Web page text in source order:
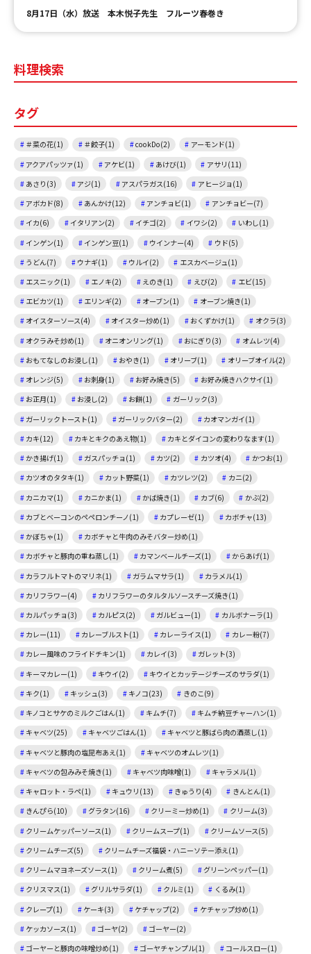
8月17日（水）放送 本木悦子先生 フルーツ春巻き
料理検索
タグ
＃菜の花(1) ＃餃子(1) cookDo(2)
アーモンド(1)
アクアパッツァ(1)
アケビ(1) あけび(1)
アサリ(11)
あさり(3)
アジ(1) アスパラガス(16)
アヒージョ(1)
アボカド(8)
あんかけ(12) アンチョビ(1)
アンチョビー(7)
イカ(6)
イタリアン(2) イチゴ(2) イワシ(2)
いわし(1)
インゲン(1)
インゲン豆(1) ウインナー(4)
ウド(5)
うどん(7)
ウナギ(1) ウルイ(2)
エスカベージュ(1)
エスニック(1)
エノキ(2) えのき(1) えび(2)
エビ(15)
エビカツ(1)
エリンギ(2) オーブン(1)
オーブン焼き(1)
オイスターソース(4)
オイスター炒め(1) おくずかけ(1)
オクラ(3)
オクラみそ炒め(1)
オニオンリング(1) おにぎり(3)
オムレツ(4)
おもてなしのお浸し(1)
おやき(1) オリーブ(1)
オリーブオイル(2)
オレンジ(5)
お刺身(1) お好み焼き(5)
お好み焼きハクサイ(1)
お正月(1)
お浸し(2) お餅(1)
ガーリック(3)
ガーリックトースト(1)
ガーリックバター(2)
カオマンガイ(1)
カキ(12)
カキとキクのあえ物(1)
カキとダイコンの変わりなます(1)
かき揚げ(1)
ガスパッチョ(1) カツ(2) カツオ(4)
かつお(1)
カツオのタタキ(1)
カット野菜(1) カツレツ(2)
カニ(2)
カニカマ(1)
カニかま(1) かば焼き(1) カブ(6)
かぶ(2)
カブとベーコンのペペロンチーノ(1)
カプレーゼ(1)
カボチャ(13)
かぼちゃ(1)
カボチャと牛肉のみそバター炒め(1)
カボチャと豚肉の重ね蒸し(1)
カマンベールチーズ(1)
からあげ(1)
カラフルトマトのマリネ(1)
ガラムマサラ(1)
カラメル(1)
カリフラワー(4)
カリフラワーのタルタルソースチーズ焼き(1)
カルパッチョ(3)
カルピス(2) ガルビュー(1)
カルボナーラ(1)
カレー(11)
カレーブルスト(1) カレーライス(1)
カレー粉(7)
カレー風味のフライドチキン(1)
カレイ(3)
ガレット(3)
キーマカレー(1)
キウイ(2)
キウイとカッテージチーズのサラダ(1)
キク(1)
キッシュ(3) キノコ(23)
きのこ(9)
キノコとサケのミルクごはん(1)
キムチ(7)
キムチ納豆チャーハン(1)
キャベツ(25)
キャベツごはん(1)
キャベツと豚ばら肉の酒蒸し(1)
キャベツと豚肉の塩昆布あえ(1)
キャベツのオムレツ(1)
キャベツの包みみそ焼き(1)
キャベツ肉味噌(1)
キャラメル(1)
キャロット・ラペ(1)
キュウリ(13) きゅうり(4)
きんとん(1)
きんぴら(10)
グラタン(16) クリーミー炒め(1)
クリーム(3)
クリームケッパーソース(1)
クリームスープ(1)
クリームソース(5)
クリームチーズ(5)
クリームチーズ福袋・ハニーソテー添え(1)
クリームマヨネーズソース(1)
クリーム煮(5)
グリーンペッパー(1)
クリスマス(1)
グリルサラダ(1) クルミ(1)
くるみ(1)
クレープ(1)
ケーキ(3) ケチャップ(2)
ケチャップ炒め(1)
ケッカソース(1)
ゴーヤ(2)
ゴーヤー(2)
ゴーヤーと豚肉の味噌炒め(1)
ゴーヤチャンプル(1)
コールスロー(1)